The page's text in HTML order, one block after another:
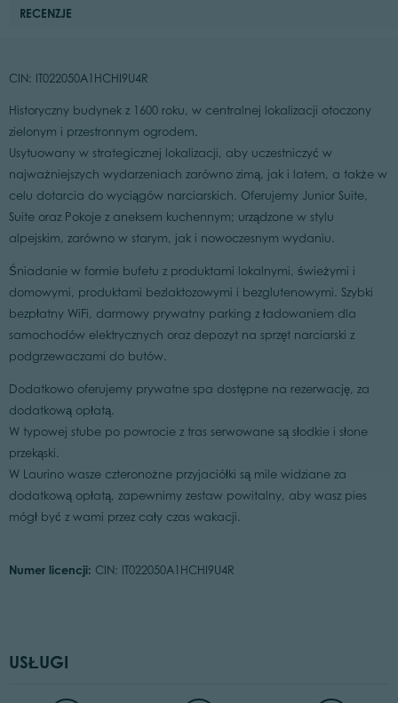
RECENZJE
CIN: IT022050A1HCHI9U4R
Historyczny budynek z 1600 roku, w centralnej lokalizacji otoczony
zielonym i przestronnym ogrodem.
Usytuowany w strategicznej lokalizacji, aby uczestniczyć w
najważniejszych wydarzeniach zarówno zimą, jak i latem, a także w
celu dotarcia do wyciągów narciarskich. Oferujemy Junior Suite,
Suite oraz Pokoje z aneksem kuchennym; urządzone w stylu
alpejskim, zarówno w starym, jak i nowoczesnym wydaniu.
Śniadanie w formie bufetu z produktami lokalnymi, świeżymi i
domowymi, produktami bezlaktozowymi i bezglutenowymi. Szybki
bezpłatny WiFi, darmowy prywatny parking z ładowaniem dla
samochodów elektrycznych oraz depozyt na sprzęt narciarski z
podgrzewaczami do butów.
Dodatkowo oferujemy prywatne spa dostępne na rezerwację, za
dodatkową opłatą.
W typowej stube po powrocie z tras serwowane są słodkie i słone
przekąski.
W Laurino wasze czteronożne przyjaciółki są mile widziane za
dodatkową opłatą, zapewnimy zestaw powitalny, aby wasz pies
mógł być z wami przez cały czas wakacji.
Numer licencji: CIN: IT022050A1HCHI9U4R
USŁUGI